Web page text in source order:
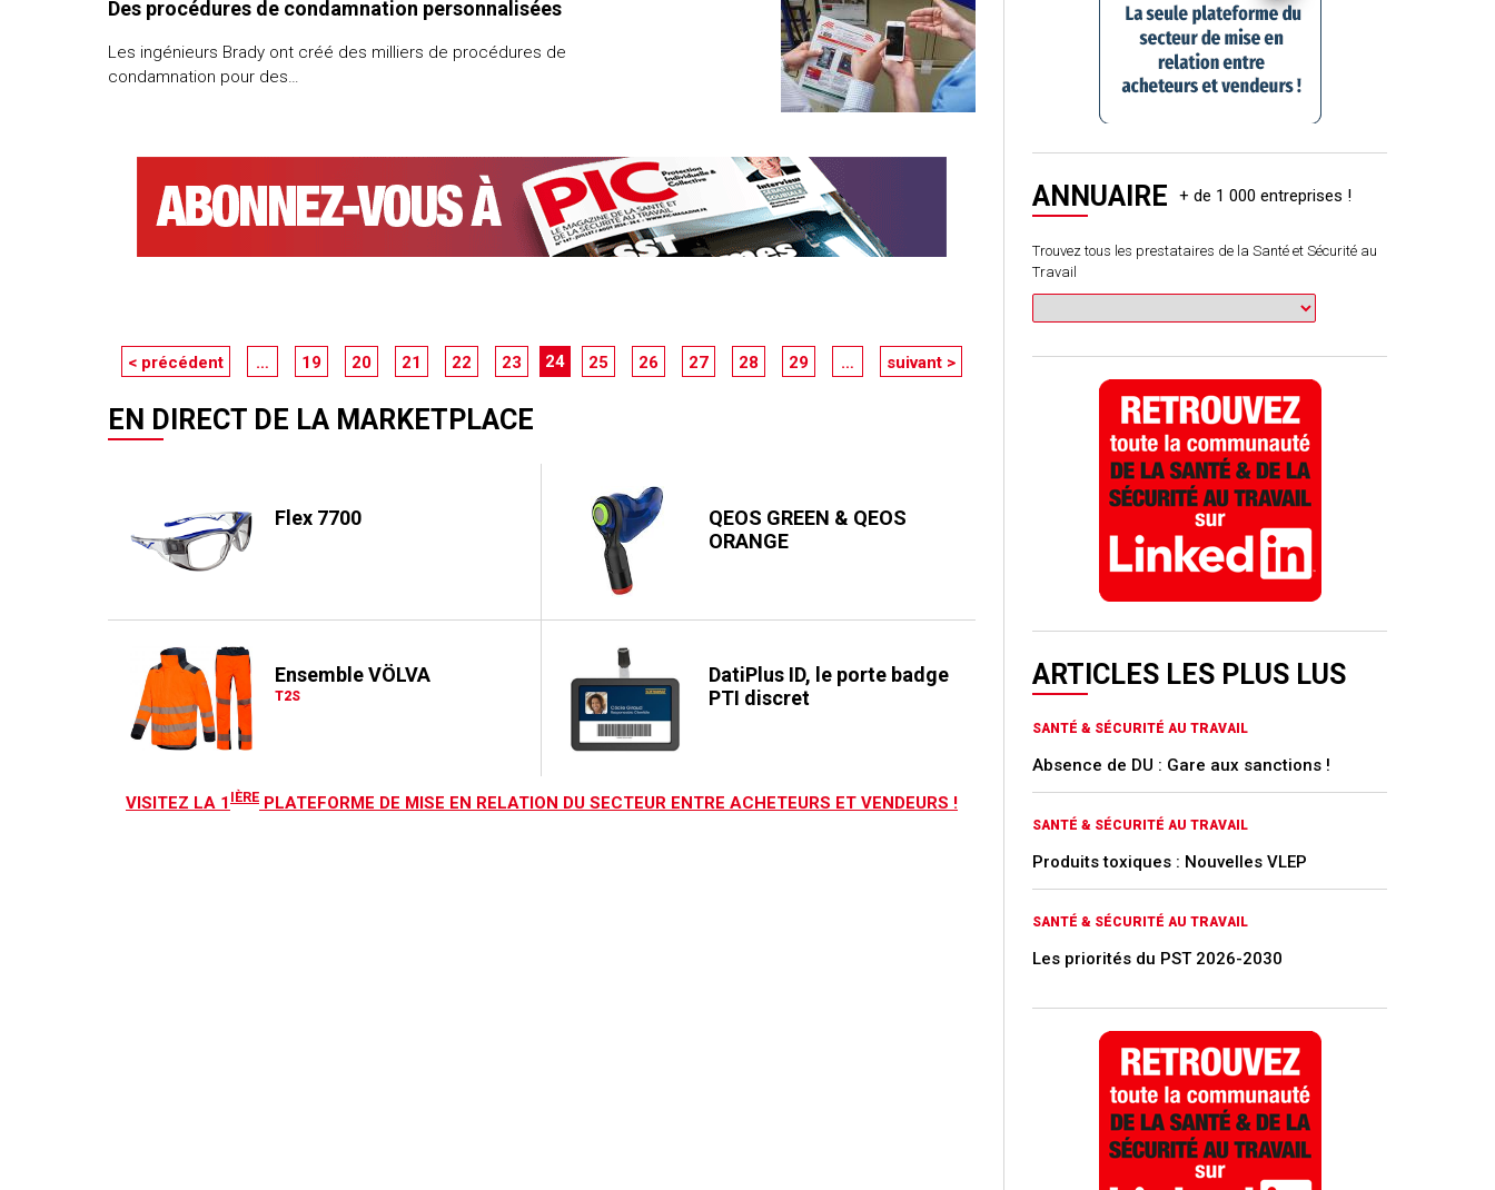
Des procédures de condamnation personnalisées
Les ingénieurs Brady ont créé des milliers de procédures de
condamnation pour des…
< précédent … 19 20 21 22 23 24 25 26 27 28 29 … suivant >
EN DIRECT DE LA MARKETPLACE
Flex 7700
QEOS GREEN & QEOS
ORANGE
T2S
Ensemble VÖLVA
DatiPlus ID, le porte badge
PTI discret
VISITEZ LA 1 IÈRE PLATEFORME DE MISE EN RELATION DU SECTEUR ENTRE ACHETEURS ET VENDEURS !
ANNUAIRE
Trouvez tous les prestataires de la Santé et Sécurité au
Travail
ARTICLES LES PLUS LUS
SANTÉ & SÉCURITÉ AU TRAVAIL
Absence de DU : Gare aux sanctions !
SANTÉ & SÉCURITÉ AU TRAVAIL
Produits toxiques : Nouvelles VLEP
SANTÉ & SÉCURITÉ AU TRAVAIL
Les priorités du PST 2026-2030